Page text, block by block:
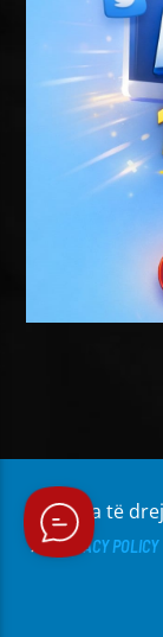
Të gjitha të
PRIVACY POLICY